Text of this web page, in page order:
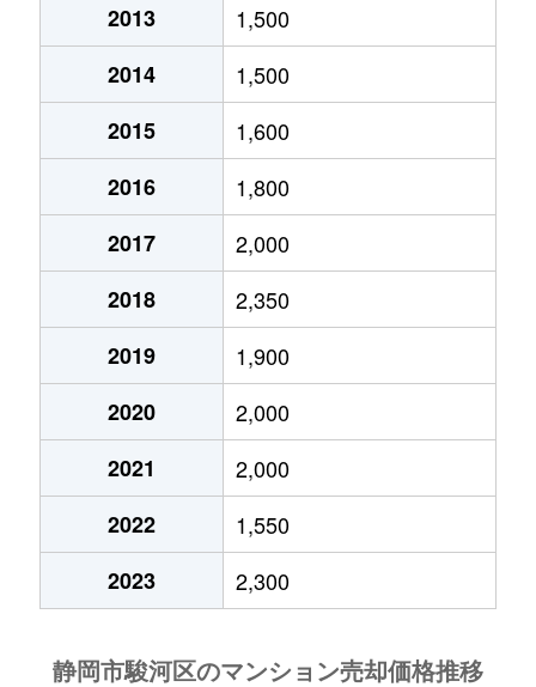
750万円 静岡
3,100万円 静岡
3,500万円 静岡
5,000万円 静岡
西中原
1,500万円 静岡
西中原
900万円 静岡
西中原
300万円 静岡
西中原
1,000万円 静岡
1,800万円 静岡
1,600万円 静岡
4,000万円 東静岡
曲金
1,800万円
徒歩14分
2013
1,500
2014
1,500
2015
1,600
2016
1,800
2017
2,000
2018
2,350
2019
1,900
2020
2,000
2021
2,000
2022
1,550
2023
2,300